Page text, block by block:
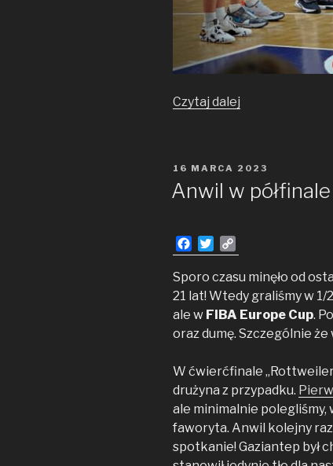
Czytaj dalej
OPUBLIKOWANE
16 MARCA 2023
Anwil w
a
c
e
o
o
w
i
t
e
r
o
p
y
L
i
n
Sporo czasu minęło od
21 lat! Wtedy graliśmy w 1/
ale w FIBA Europe Cup.
oraz dumę. Szczególnie
W ćwierćfinale
drużyna z przypadku.
ale minimalnie
faworyta. Anwil kolejny
spotkanie! Gaziantep był